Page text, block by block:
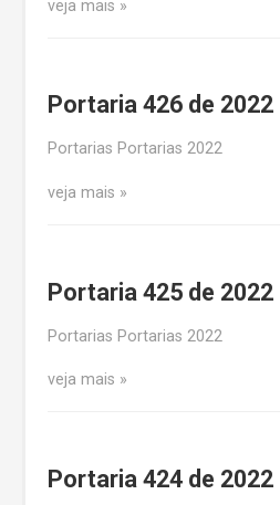
veja mais
Portaria 426 de 2022
Portarias Portarias 2022
veja mais
Portaria 425 de 2022
Portarias Portarias 2022
veja mais
Portaria 424 de 2022